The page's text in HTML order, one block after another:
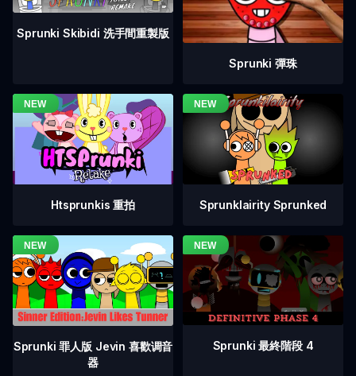
Sprunki Skibidi 洗手間重製版
Sprunki 彈珠
Htsprunkis 重拍 Sprunklairity Sprunked
Sprunki 罪人版 Jevin 喜歡调音
器
Sprunki 最終階段 4